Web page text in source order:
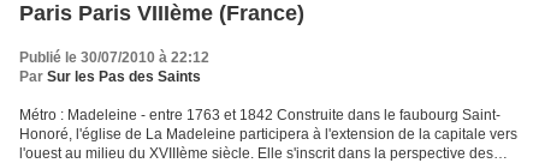
Paris Paris VIIIème (France)
Publié le 30/07/2010 à 22:12
Par Sur les Pas des Saints
Métro : Madeleine - entre 1763 et 1842 Construite dans le faubourg Saint-
Honoré, l'église de La Madeleine participera à l'extension de la capitale vers
l'ouest au milieu du XVIIIème siècle. Elle s'inscrit dans la perspective des